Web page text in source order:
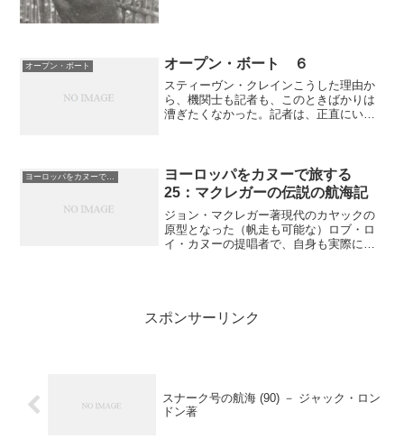
オープン・ボート オープン・ボート ６
スティーヴン・クレインこうした理由か
ら、機関士も記者も、このときばかりは
漕ぎたくなかった。記者は、正直にいう
ジャーではないのだ。ひど...
ヨーロッパをカヌーで旅する
ヨーロッパをカヌーで旅する
25：マクレガーの伝説の航海記
ジョン・マクレガー著現代のカヤックの
原型となった（帆走も可能な）ロブ・ロ
イ・カヌーの提唱者で、自身も実際にヨ
スポンサーリンク
スナーク号の航海 (90) － ジャック・ロン
ドン著